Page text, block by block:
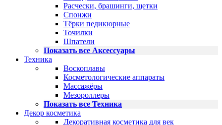
Расчески, брашинги, щетки
Спонжи
Тёрки педикюрные
Точилки
Шпатели
Показать все Аксессуары
Техника
Воскоплавы
Косметологические аппараты
Массажёры
Мезороллеры
Показать все Техника
Декор косметика
Декоративная косметика для век